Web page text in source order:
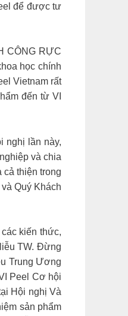
để được tư
CÔNG RỰC
học chính
Vietnam rất
đến từ VI
nghị lần này,
và chia
cả thiện trong
Quý Khách
kiến thức,
TW. Đừng
Trung Ương
Peel Cơ hội
Hội nghị Và
sản phẩm